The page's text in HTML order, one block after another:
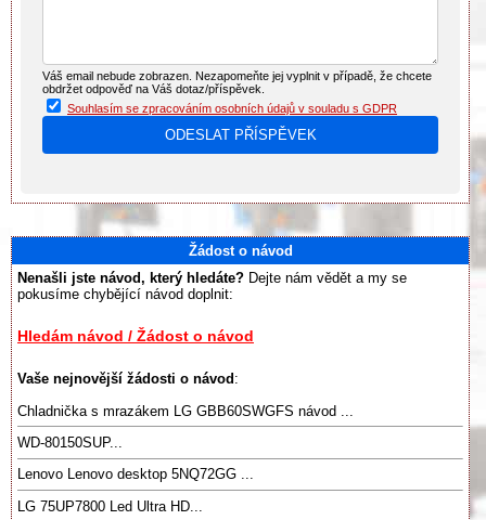
Váš email nebude zobrazen. Nezapomeňte jej vyplnit v případě, že chcete
obdržet odpověď na Váš dotaz/příspěvek.
Souhlasím se zpracováním osobních údajů v souladu s GDPR
Žádost o návod
Nenašli jste návod, který hledáte? Dejte nám vědět a my se
pokusíme chybějící návod doplnit:
Hledám návod / Žádost o návod
Vaše nejnovější žádosti o návod :
Chladnička s mrazákem LG GBB60SWGFS návod ...
WD-80150SUP...
Lenovo Lenovo desktop 5NQ72GG ...
LG 75UP7800 Led Ultra HD...